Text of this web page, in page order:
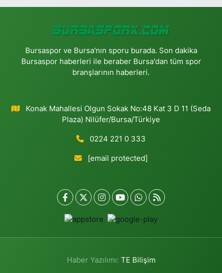
Bursaspor ve Bursa'nın sporu burada. Son dakika
Bursaspor haberleri ile beraber Bursa'dan tüm spor
branşlarının haberleri.
Konak Mahallesi Olgun Sokak No:48 Kat 3 D 11 (Seda
Plaza) Nilüfer/Bursa/Türkiye
0224 221 0 333
[email protected]
Haber Yazılımı: TE Bilişim